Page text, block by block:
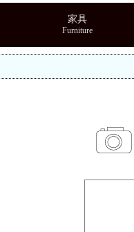
家具